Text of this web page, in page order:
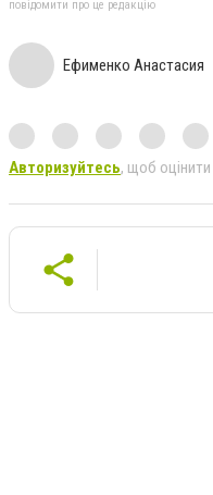
повідомити про це редакцію
Ефименко Анастасия
Авторизуйтесь, щоб оцінити